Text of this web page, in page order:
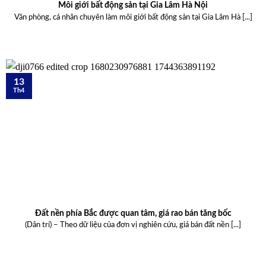
Môi giới bất động sản tại Gia Lâm Hà Nội
Văn phòng, cá nhân chuyên làm môi giới bất động sản tại Gia Lâm Hà [...]
Đất nền phía Bắc được quan tâm, giá rao bán tăng bốc
(Dân trí) – Theo dữ liệu của đơn vị nghiên cứu, giá bán đất nền [...]
13
Th4